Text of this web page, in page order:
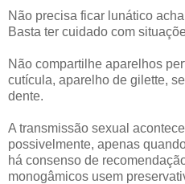
Não precisa ficar lunático
Basta ter cuidado com
Não compartilhe aparelhos
cutícula, aparelho de gilette,
dente.
A transmissão sexual
possivelmente, apenas
há consenso de
monogâmicos usem